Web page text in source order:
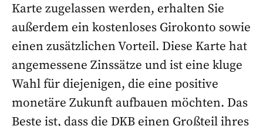
Karte zugelassen werden, erhalten Sie
außerdem ein kostenloses Girokonto sowie
einen zusätzlichen Vorteil. Diese Karte hat
angemessene Zinssätze und ist eine kluge
Wahl für diejenigen, die eine positive
monetäre Zukunft aufbauen möchten. Das
Beste ist, dass die DKB einen Großteil ihres